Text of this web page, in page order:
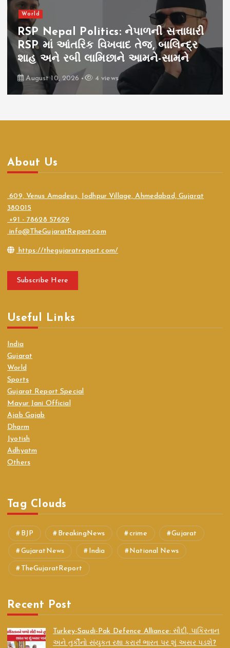
World
RSP Nepal Politics: નેપાળની સત્તાધારી
RSP માં આંતરિક વિખવાદ તેજ, બાલિન્દ્ર
શાહ અને રબી લામિછાને આમને-સામને
August 10, 2026 4 views
About Us
609, Venus Amadeus, Jodhpur Village, Ahmedabad, Gujarat
380015
+91 - 78628 57629
info@TheGujaratReport.com
https://thegujaratreport.com/
Subscribe Here
Useful Links
India
Gujarat
World
Sports
Gujarat Report Special
Mayur Jani Official
Ajab Gajab
Dharm
Jyotish
Adhyatm
Others
Tag Clouds
BJP BreakingNews crime Gujarat
GujaratNews India National News
TheGujaratReport
Recent Post
Turkey-Saudi-Pak Defence Alliance: સૌદી, પાકિસ્તાન
અને તુર્કીનો સંયુક્ત રક્ષા કરાર! ભારત પર શું અસર પડશે?